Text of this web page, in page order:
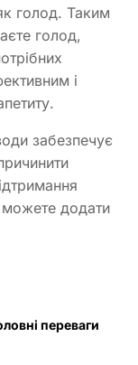
голод. Таким
голод,
і
забезпечує
можете додати
переваги